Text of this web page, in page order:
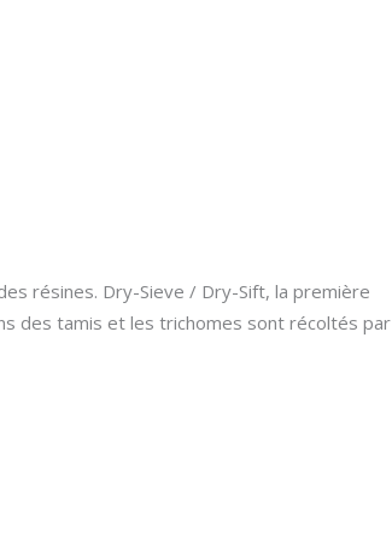
résines. Dry-Sieve / Dry-Sift, la première
des tamis et les trichomes sont récoltés par